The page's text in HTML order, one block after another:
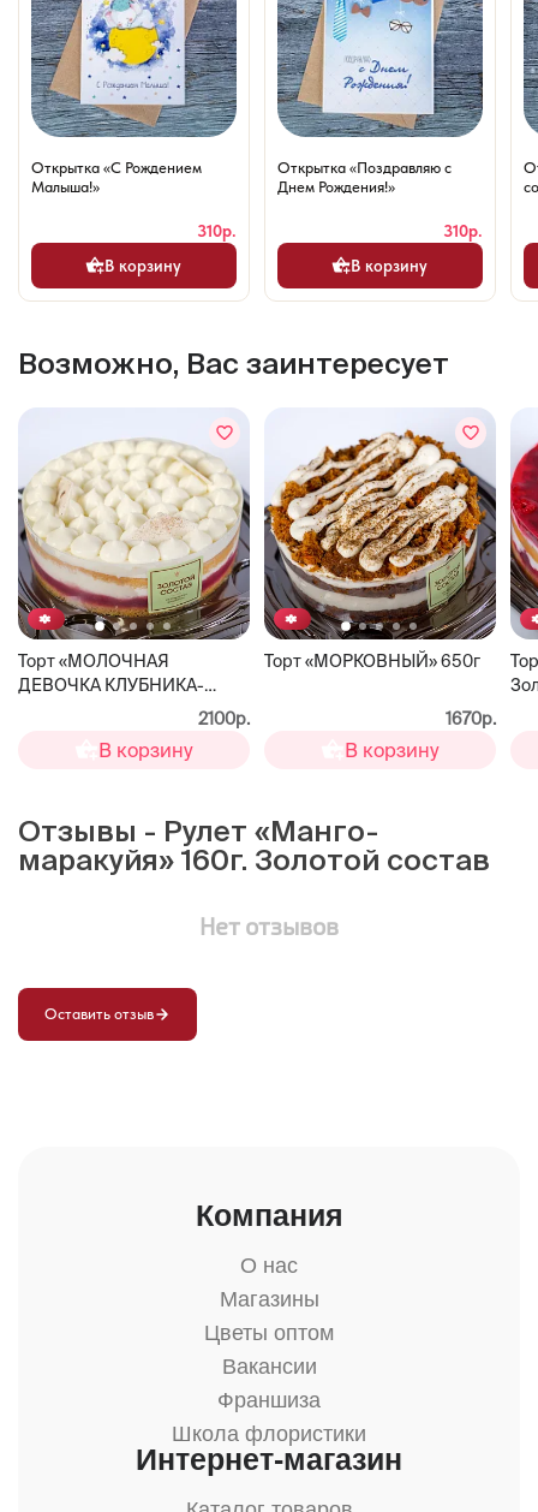
Открытка «С Рождением
Малыша!»
310р.
В корзину
Открытка «Поздравляю с
Днем Рождения!»
310р.
В корзину
Возможно, Вас заинтересует
Торт «МОЛОЧНАЯ
ДЕВОЧКА КЛУБНИКА-
МАЛИНА» 650г. Золотой2100р.
В корзину
Торт «МОРКОВНЫЙ» 650г
1670р.
В корзину
Отзывы - Рулет «Манго-
маракуйя» 160г. Золотой состав
Нет отзывов
Оставить отзыв
Компания
О нас
Магазины
Цветы оптом
Вакансии
Франшиза
Школа флористики
Интернет-магазин